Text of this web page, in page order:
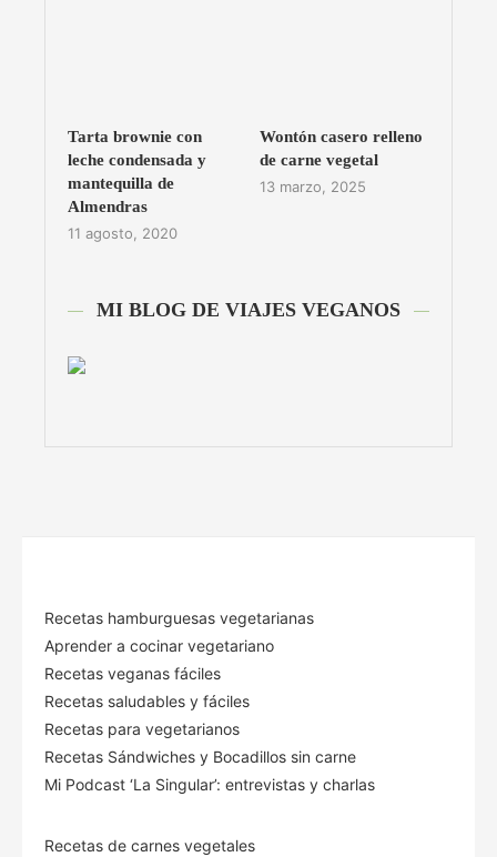
Tarta brownie con
leche condensada y
mantequilla de
Almendras
11 agosto, 2020
Wontón casero relleno
de carne vegetal
13 marzo, 2025
MI BLOG DE VIAJES VEGANOS
Recetas hamburguesas vegetarianas
Aprender a cocinar vegetariano
Recetas veganas fáciles
Recetas saludables y fáciles
Recetas para vegetarianos
Recetas Sándwiches y Bocadillos sin carne
Mi Podcast ‘La Singular’: entrevistas y charlas
Recetas de carnes vegetales